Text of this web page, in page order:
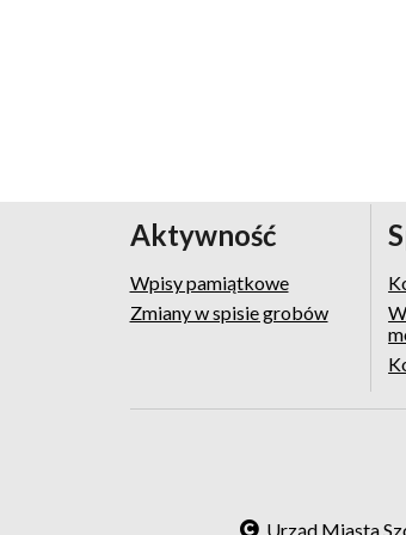
Aktywność
Wpisy pamiątkowe
Zmiany w spisie grobów
Urząd Miasta